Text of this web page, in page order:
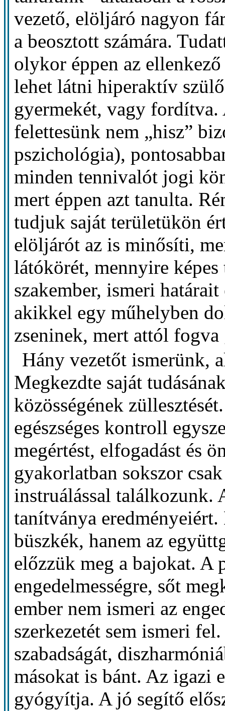
vezető, elöljáró nagyon
a beosztott számára.
olykor éppen az
lehet látni hiperaktív
gyermekét, vagy
felettesünk nem „hisz”
pszichológia),
minden tennivalót jogi
mert éppen azt tanulta.
tudjuk saját területükön
elöljárót az is minősíti,
látókörét, mennyire
szakember, ismeri
akikkel egy műhelyben
zseninek, mert attól
Hány vezetőt ismerünk,
Megkezdte saját
közösségének
egészséges kontroll
megértést, elfogadást és
gyakorlatban sokszor
instruálással találkozunk.
tanítványa
büszkék, hanem az
előzzük meg a bajokat. A
engedelmességre, sőt
ember nem ismeri az
szerkezetét sem ismeri
szabadságát,
másokat is bánt. Az igazi
gyógyítja. A jó segítő